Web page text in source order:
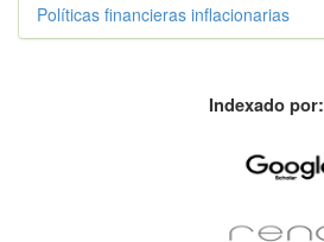
Políticas financieras inflacionarias
Indexado por: